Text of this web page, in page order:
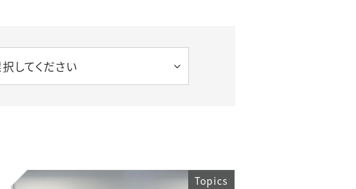
してください
Topics